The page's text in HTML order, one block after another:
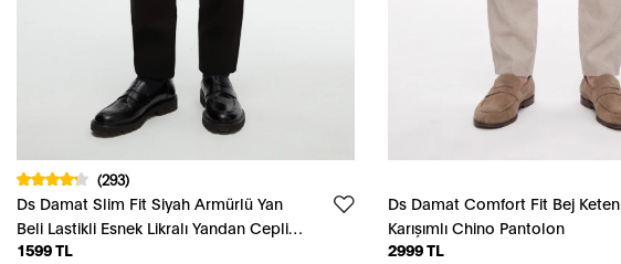
(293)
Ds Damat Slim Fit Siyah Armürlü Yan
Beli Lastikli Esnek Likralı Yandan Cepli
Chino Pantolon
1599 TL
Ds Damat Comfort Fit Bej Keten
Karışımlı Chino Pantolon
2999 TL